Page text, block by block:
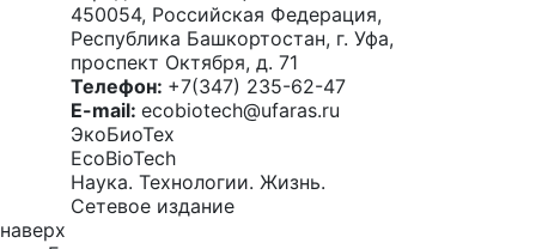
ЭкоБиоТех
EcoBioTech
Наука. Технологии. Жизнь.
Сетевое издание
450054, Российская Федерация,
Республика Башкортостан, г. Уфа,
проспект Октября, д. 71
Телефон: +7(347) 235-62-47
E-mail: ecobiotech@ufaras.ru
наверх